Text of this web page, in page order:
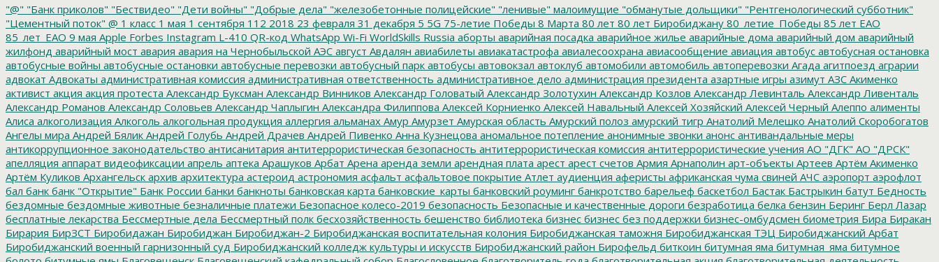
"@" "Банк приколов" "Бествидео" "Дети войны" "Добрые дела" "железобетонные полицейские" "ленивые" малоимущие "обманутые дольщики" "Рентгенологический субботник"
"Цементный поток" @ 1 класс 1 мая 1 сентября 112 2018 23 февраля 31 декабря 5 5G 75-летие Победы 8 Марта 80 лет 80 лет Биробиджану 80_летие_Победы 85 лет ЕАО
85_лет_ЕАО 9 мая Apple Forbes Instagram L-410 QR-код WhatsApp Wi-Fi WorldSkills Russia аборты аварийная посадка аварийное жилье аварийные дома аварийный дом аварийный
жилфонд аварийный мост авария авария на Чернобыльской АЭС август Авдалян авиабилеты авиакатастрофа авиалесоохрана авиасообщение авиация автобус автобусная остановка
автобусные войны автобусные остановки автобусные перевозки автобусный парк автобусы автовокзал автоклуб автомобили автомобиль автоперевозки Агада агитпоезд аграрии
адвокат Адвокаты административная комиссия административная ответственность административное дело администрация президента азартные игры азимут АЗС Акименко
активист акция акция протеста Александр Буксман Александр Винников Александр Головатый Александр Золотухин Александр Козлов Александр Левинталь Александр Ливенталь
Александр Романов Александр Соловьев Александр Чаплыгин Александра Филиппова Алексей Корниенко Алексей Навальный Алексей Хозяйский Алексей Черный Алеппо алименты
Алиса алкоголизация Алкоголь алкогольная продукция аллергия альманах Амур Амурзет Амурская область Амурский полоз амурский тигр Анатолий Мелешко Анатолий Скоробогатов
Ангелы мира Андрей Бялик Андрей Голубь Андрей Драчев Андрей Пивенко Анна Кузнецова аномальное потепление анонимные звонки анонс антивандальные меры
антикоррупционное законодательство антисанитария антитеррористическая безопасность антитеррористическая комиссия антитеррористические учения АО "ДГК" АО "ДРСК"
апелляция аппарат видеофиксации апрель аптека Арашуков Арбат Арена аренда земли арендная плата арест арест счетов Армия Арнаполин арт-объекты Артеев Артём Акименко
Артём Куликов Архангельск архив архитектура астероид астрономия асфальт асфальтовое покрытие Атлет аудиенция аферисты африканская чума свиней АЧС аэропорт аэрофлот
бал банк банк "Открытие" Банк России банки банкноты банковская карта банковские_карты банковский роуминг банкротство барельеф баскетбол Бастак Бастрыкин батут Бедность
бездомные бездомные животные безналичные платежи Безопасное колесо-2019 безопасность Безопасные и качественные дороги безработица белка бензин Беринг Берл Лазар
бесплатные лекарства Бессмертные дела Бессмертный полк бесхозяйственность бешенство библиотека бизнес бизнес без поддержки бизнес-омбудсмен биометрия Бира Биракан
Бирария БирЗСТ Биробидажан Биробиджан Биробиджан-2 Биробиджанская воспитательная колония Биробиджанская таможня Биробиджанская ТЭЦ Биробиджанский Арбат
Биробиджанский военный гарнизонный суд Биробиджанский колледж культуры и искусств Биробиджанский район Бирофельд биткоин битумная яма битумная_яма битумное